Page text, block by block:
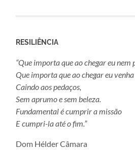
RESILIÊNCIA
“Que importa que ao chegar eu nem
Que importa que ao chegar eu
Caindo aos pedaços,
Sem aprumo e sem beleza.
Fundamental é cumprir a missão
E cumpri-la até o fim.”
Dom Hélder Câmara